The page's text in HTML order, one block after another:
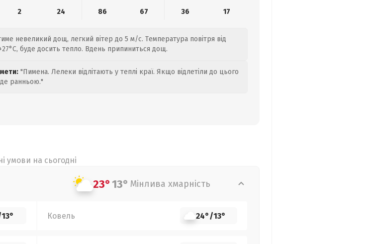
2 24 86 67 36 17
невеликий дощ, легкий вітер до 5 м/с. Температура повітря від
буде досить тепло. Вдень припиниться дощ.
"Пимена. Лелеки відлітають у теплі краї. Якщо відлетіли до цього
ранньою."
умови на сьогодні
23°13° Мінлива хмарність
13° Ковель 24°/13°